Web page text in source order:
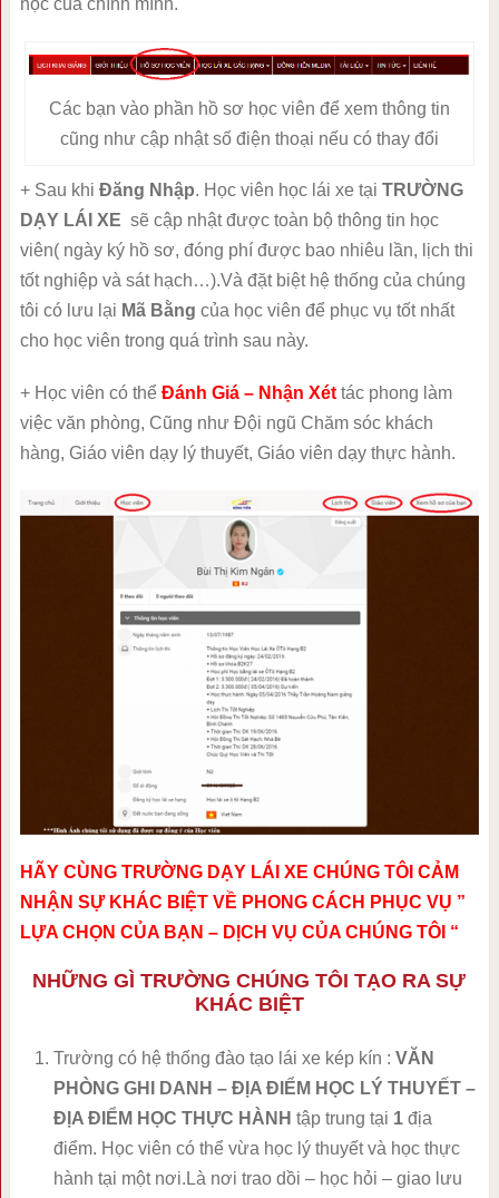
học của chính mình.
Các bạn vào phần hồ sơ học viên để xem thông tin
cũng như cập nhật số điện thoại nếu có thay đổi
+ Sau khi Đăng Nhập. Học viên học lái xe tại TRƯỜNG
DẠY LÁI XE sẽ cập nhật được toàn bộ thông tin học
viên( ngày ký hồ sơ, đóng phí được bao nhiêu lần, lịch thi
tốt nghiệp và sát hạch…).Và đặt biệt hệ thống của chúng
tôi có lưu lại Mã Bằng của học viên để phục vụ tốt nhất
cho học viên trong quá trình sau này.
+ Học viên có thể Đánh Giá – Nhận Xéttác phong làm
việc văn phòng, Cũng như Đội ngũ Chăm sóc khách
hàng, Giáo viên dạy lý thuyết, Giáo viên dạy thực hành.
HÃY CÙNG TRƯỜNG DẠY LÁI XE CHÚNG TÔI CẢM
NHẬN SỰ KHÁC BIỆT VỀ PHONG CÁCH PHỤC VỤ ”
LỰA CHỌN CỦA BẠN – DỊCH VỤ CỦA CHÚNG TÔI “
NHỮNG GÌ TRƯỜNG CHÚNG TÔI TẠO RA SỰ
KHÁC BIỆT
Trường có hệ thống đào tạo lái xe kép kín : VĂN
PHÒNG GHI DANH – ĐỊA ĐIỂM HỌC LÝ THUYẾT –
ĐỊA ĐIỂM HỌC THỰC HÀNH tập trung tại 1địa
điểm. Học viên có thể vừa học lý thuyết và học thực
hành tại một nơi.Là nơi trao dồi – học hỏi – giao lưu